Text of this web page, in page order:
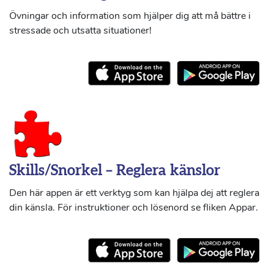
Övningar och information som hjälper dig att må bättre i
stressade och utsatta situationer!
Skills/Snorkel – Reglera känslor
Den här appen är ett verktyg som kan hjälpa dej att reglera
din känsla. För instruktioner och lösenord se fliken Appar.